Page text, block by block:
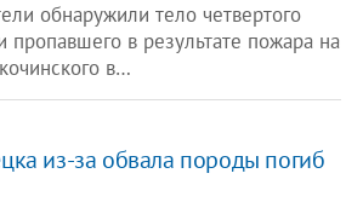
обнаружили тело четвертого
пропавшего в результате пожара на
в…
из-за обвала породы погиб